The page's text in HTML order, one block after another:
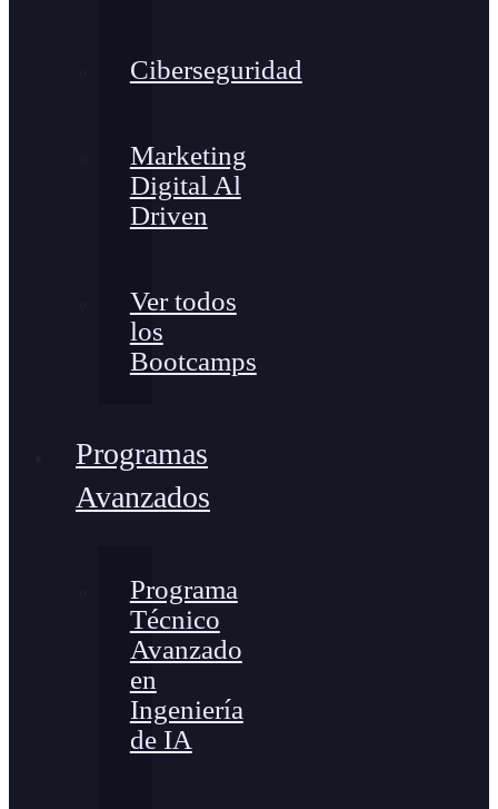
Ciberseguridad
Marketing
Digital Al
Driven
Ver todos
los
Bootcamps
Programas
Avanzados
Programa
Técnico
Avanzado
en
Ingeniería
de IA